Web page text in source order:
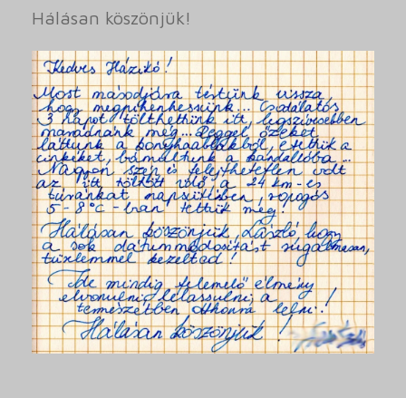
Hálásan köszönjük!